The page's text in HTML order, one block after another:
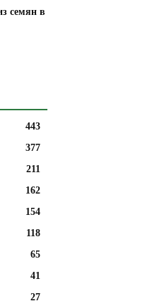
семян в
443
377
211
162
154
118
65
41
27